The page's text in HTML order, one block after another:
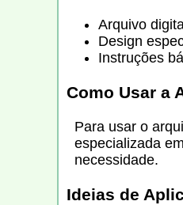
Arquivo
Design
Instruções
Como Usar a
Para usar o
especializada
necessidade.
Ideias de